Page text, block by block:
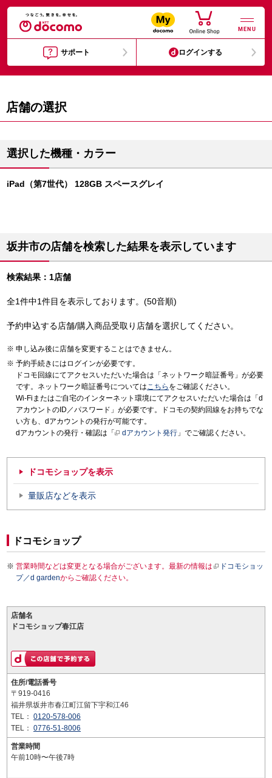
MENU
サポート ログインする
店舗の選択
選択した機種・カラー
iPad（第7世代） 128GB スペースグレイ
坂井市の店舗を検索した結果を表示しています
検索結果：1店舗
全1件中1件目を表示しております。(50音順)
予約申込する店舗/購入商品受取り店舗を選択してください。
申し込み後に店舗を変更することはできません。
予約手続きにはログインが必要です。
ドコモ回線にてアクセスいただいた場合は「ネットワーク暗証番号」が必要
です。ネットワーク暗証番号についてはこちら をご確認ください。
Wi-Fiまたはご自宅のインターネット環境にてアクセスいただいた場合は「d
アカウントのID／パスワード」が必要です。ドコモの契約回線をお持ちでな
い方も、dアカウントの発行が可能です。
dアカウントの発行・確認は「
dアカウント発行 」でご確認ください。
ドコモショップを表示
量販店などを表示
ドコモショップ
営業時間などは変更となる場合がございます。最新の情報は
ドコモショッ
プ／d gardenからご確認ください。
店舗名
ドコモショップ春江店
住所/電話番号
〒919-0416
福井県坂井市春江町江留下宇和江46
TEL： 0120-578-006
TEL： 0776-51-8006
営業時間
午前10時〜午後7時